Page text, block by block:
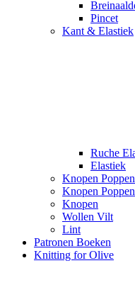
Pincet
Kant & Elastiek
Ruche
Elastiek
Knopen
Knopen
Knopen
Wollen Vilt
Lint
Patronen Boeken
Knitting for Olive